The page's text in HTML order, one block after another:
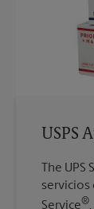
USPS
The
servicios
Service®